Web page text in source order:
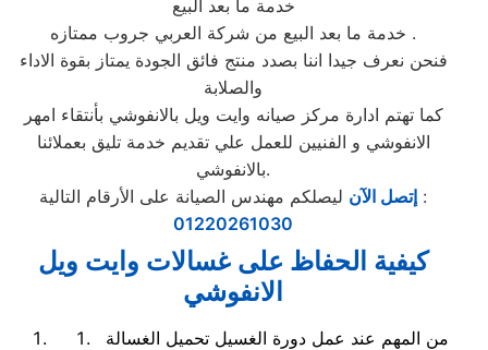
خدمة ما بعد البيع
خدمة ما بعد البيع من شركة العربي جروب ممتازه .
فنحن نعرف جيدا اننا بصدد منتج فائق الجودة يمتاز بقوة الاداء
والصلابة
كما تهتم ادارة مركز صيانه وايت ويل بالانفوشي بأنتقاء امهر
الانفوشي و الفنيين للعمل علي تقديم خدمة تليق بعملائنا
بالانفوشي.
إتصل الآن ليصلكم مهندس الصيانة على الأرقام التالية :
01220261030
كيفية الحفاظ على غسالات وايت ويل
الانفوشي
من المهم عند عمل دورة الغسيل تحميل الغسالة